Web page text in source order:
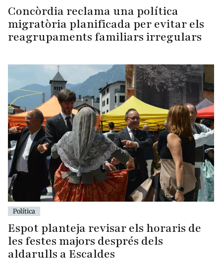
Concòrdia reclama una política
migratòria planificada per evitar els
reagrupaments familiars irregulars
Política
Espot planteja revisar els horaris de
les festes majors després dels
aldarulls a Escaldes